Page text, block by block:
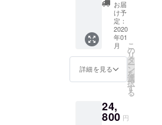
様にお伝え
できること
を楽しみに
していま
す。応援宜
しくお願い
します。
ス ※送
料込み
26,700
+1900
円 =
28,600
円の
15%OF
お届
け予
定：
2020
年01
月
詳細を見る
こ
の
リ
タ
ー
ン
を
選
択
す
る
24,
800 円